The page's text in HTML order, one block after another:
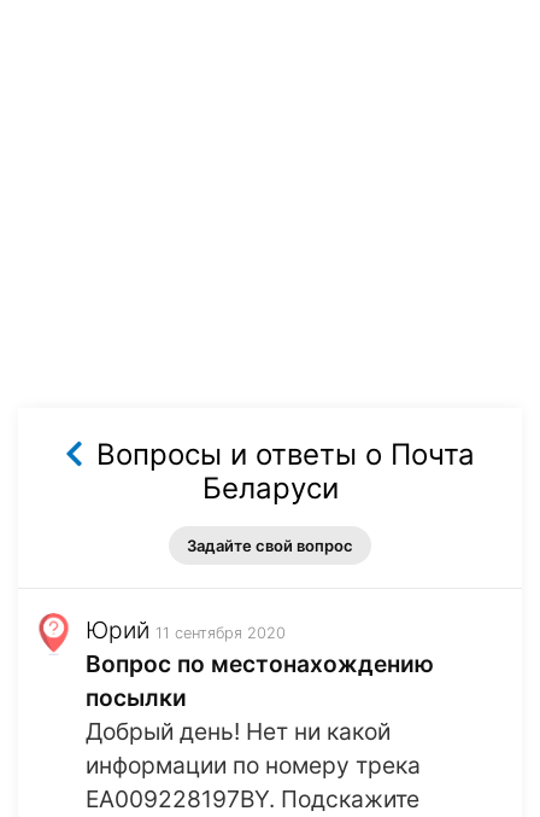
Вопросы и ответы о Почта
Беларуси
Задайте свой вопрос
Юрий 11 сентября 2020
Вопрос по местонахождению
посылки
Добрый день! Нет ни какой
информации по номеру трека
EA009228197BY. Подскажите